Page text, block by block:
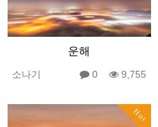
운해
소나기 0 9,755
Hot